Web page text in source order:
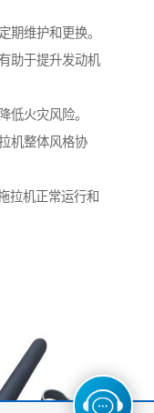
期维护和更换。
助于提升发动机
低火灾风险。
机整体风格协
拉机正常运行和